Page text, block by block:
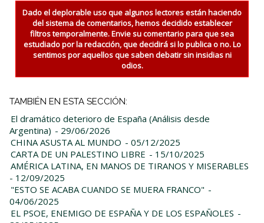
Dado el deplorable uso que algunos lectores están haciendo
del sistema de comentarios, hemos decidido establecer
filtros temporalmente. Envie su comentario para que sea
estudiado por la redacción, que decidirá si lo publica o no. Lo
sentimos por aquellos que saben debatir sin insidias ni
odios.
TAMBIÉN EN ESTA SECCIÓN:
El dramático deterioro de España (Análisis desde
Argentina) - 29/06/2026
CHINA ASUSTA AL MUNDO - 05/12/2025
CARTA DE UN PALESTINO LIBRE - 15/10/2025
AMÉRICA LATINA, EN MANOS DE TIRANOS Y MISERABLES
- 12/09/2025
"ESTO SE ACABA CUANDO SE MUERA FRANCO" -
04/06/2025
EL PSOE, ENEMIGO DE ESPAÑA Y DE LOS ESPAÑOLES -